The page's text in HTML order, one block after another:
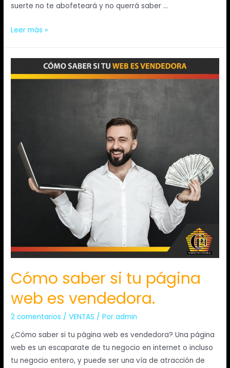
suerte no te abofeteará y no querrá saber …
Leer más »
Cómo saber si tu página
web es vendedora.
2 comentarios /VENTAS / Poradmin
¿Cómo saber si tu página web es vendedora? Una página
web es un escaparate de tu negocio en internet o incluso
tu negocio entero, y puede ser una vía de atracción de